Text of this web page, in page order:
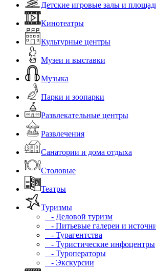
Детские игровые залы и
Кинотеатры
Культурные центры
Музеи и выставки
Музыка
Парки и зоопарки
Развлекательные центры
Развлечения
Санатории и дома отдыха
Столовые
Театры
Туризмы
- Деловой туризм
- Питьевые галереи и
- Турагентства
- Туристические инфоцентры
- Туроператоры
- Экскурсии